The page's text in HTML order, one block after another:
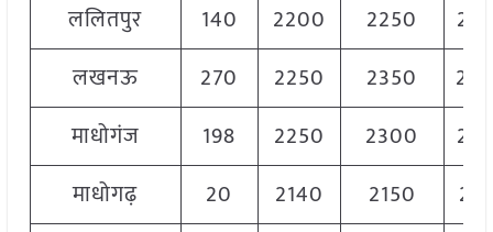
ललितपुर
140 2200 2250
लखनऊ
270 2250 2350
माधोगंज
198 2250 2300
माधोगढ़
20 2140 2150